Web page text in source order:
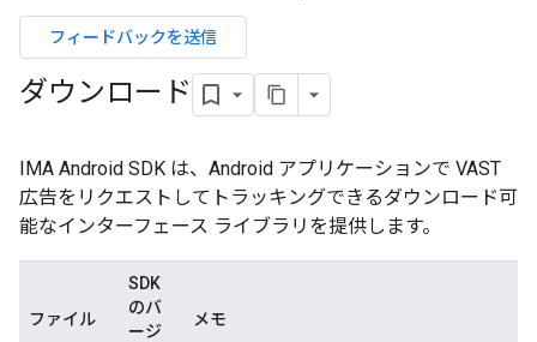
フィードバックを送信
ダウンロード
IMA Android SDK は、Android アプリケーションで VAST
広告をリクエストしてトラッキングできるダウンロード可
能なインターフェース ライブラリを提供します。
ファイル
SDK
のバ
ージ
メモ